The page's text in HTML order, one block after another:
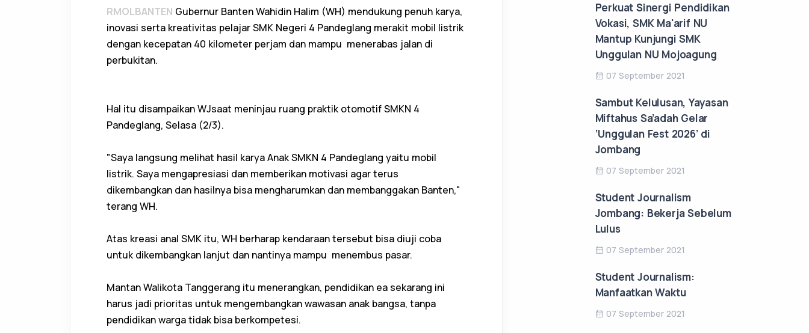
RMOLBANTEN Gubernur Banten Wahidin Halim (WH) mendukung penuh karya,
inovasi serta kreativitas pelajar SMK Negeri 4 Pandeglang merakit mobil listrik
dengan kecepatan 40 kilometer perjam dan mampu menerabas jalan di
perbukitan.
Hal itu disampaikan WJsaat meninjau ruang praktik otomotif SMKN 4
Pandeglang, Selasa (2/3).
"Saya langsung melihat hasil karya Anak SMKN 4 Pandeglang yaitu mobil
listrik. Saya mengapresiasi dan memberikan motivasi agar terus
dikembangkan dan hasilnya bisa mengharumkan dan membanggakan Banten,"
terang WH.
Atas kreasi anal SMK itu, WH berharap kendaraan tersebut bisa diuji coba
untuk dikembangkan lanjut dan nantinya mampu menembus pasar.
Mantan Walikota Tanggerang itu menerangkan, pendidikan ea sekarang ini
harus jadi prioritas untuk mengembangkan wawasan anak bangsa, tanpa
pendidikan warga tidak bisa berkompetesi.
Perkuat Sinergi Pendidikan
Vokasi, SMK Ma'arif NU
Mantup Kunjungi SMK
Unggulan NU Mojoagung
07 September 2021
Sambut Kelulusan, Yayasan
Miftahus Sa’adah Gelar
‘Unggulan Fest 2026’ di
Jombang
07 September 2021
Student Journalism
Jombang: Bekerja Sebelum
Lulus
07 September 2021
Student Journalism:
Manfaatkan Waktu
07 September 2021